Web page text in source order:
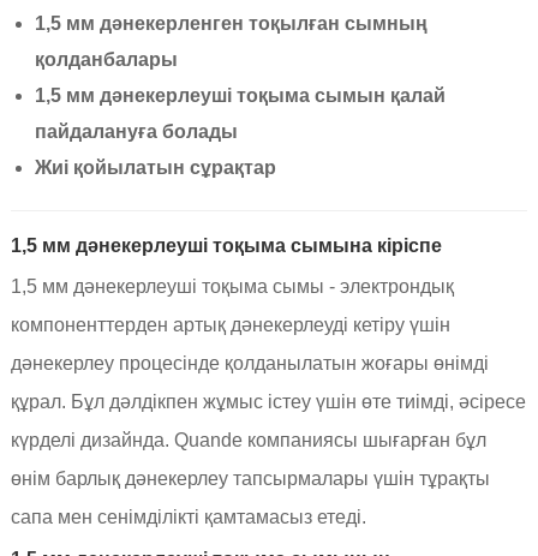
1,5 мм дәнекерленген тоқылған сымның
қолданбалары
1,5 мм дәнекерлеуші ​​тоқыма сымын қалай
пайдалануға болады
Жиі қойылатын сұрақтар
1,5 мм дәнекерлеуші ​​тоқыма сымына кіріспе
1,5 мм дәнекерлеуші ​​тоқыма сымы - электрондық
компоненттерден артық дәнекерлеуді кетіру үшін
дәнекерлеу процесінде қолданылатын жоғары өнімді
құрал. Бұл дәлдікпен жұмыс істеу үшін өте тиімді, әсіресе
күрделі дизайнда. Quande компаниясы шығарған бұл
өнім барлық дәнекерлеу тапсырмалары үшін тұрақты
сапа мен сенімділікті қамтамасыз етеді.